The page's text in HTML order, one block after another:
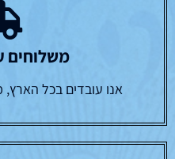
משלוחים
אנו עובדים בכל